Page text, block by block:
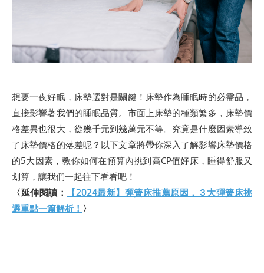
想要一夜好眠，床墊選對是關鍵！床墊作為睡眠時的必需品，
直接影響著我們的睡眠品質。市面上床墊的種類繁多，床墊價
格差異也很大，從幾千元到幾萬元不等。究竟是什麼因素導致
了床墊價格的落差呢？以下文章將帶你深入了解影響床墊價格
的5大因素，教你如何在預算內挑到高CP值好床，睡得舒服又
划算，讓我們一起往下看看吧！
〈延伸閱讀：
【2024最新】彈簧床推薦原因，３大彈簧床挑
選重點一篇解析！ 〉